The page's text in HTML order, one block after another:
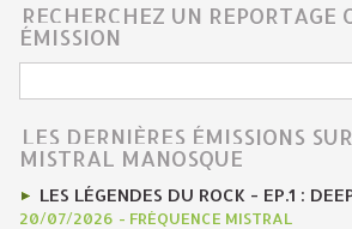
RECHERCHEZ UN REPORTAGE
ÉMISSION
LES DERNIÈRES ÉMISSIONS
MISTRAL MANOSQUE
LES LÉGENDES DU ROCK - EP.1 :
20/07/2026 - FRÉQUENCE MISTRAL